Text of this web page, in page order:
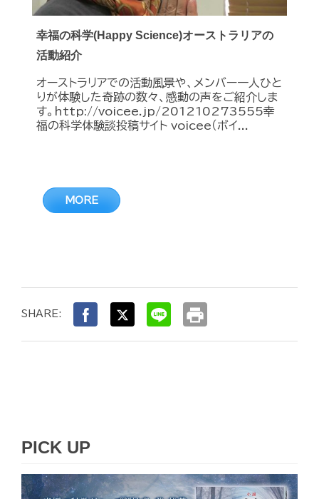
幸福の科学(Happy Science)オーストラリアの
活動紹介
オーストラリアでの活動風景や、メンバー一人ひと
りが体験した奇跡の数々、感動の声をご紹介しま
す。http://voicee.jp/201210273555幸
福の科学体験談投稿サイト voicee（ボイ...
MORE
SHARE: print
PICK UP